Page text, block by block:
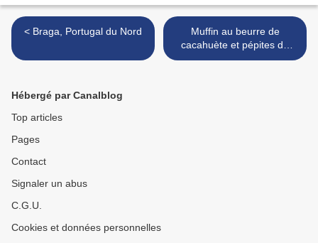
< Braga, Portugal du Nord
Muffin au beurre de
cacahuète et pépites de
chocolat >
Hébergé par Canalblog
Top articles
Pages
Contact
Signaler un abus
C.G.U.
Cookies et données personnelles